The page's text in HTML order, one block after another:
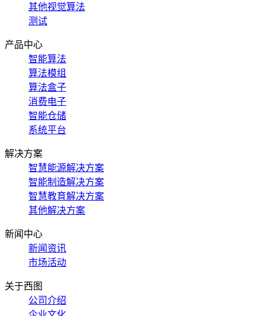
其他视觉算法
测试
产品中心
智能算法
算法模组
算法盒子
消费电子
智能仓储
系统平台
解决方案
智慧能源解决方案
智能制造解决方案
智慧教育解决方案
其他解决方案
新闻中心
新闻资讯
市场活动
关于西图
公司介绍